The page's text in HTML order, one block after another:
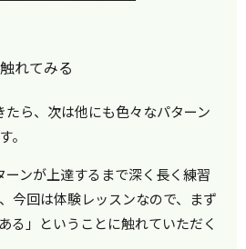
れてみる
ら、次は他にも色々なパターン
。
ンが上達するまで深く長く練習
今回は体験レッスンなので、まず
る」ということに触れていただく